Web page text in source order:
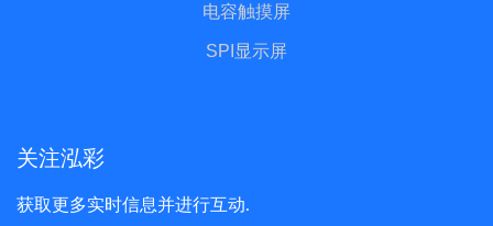
电容触摸屏
SPI显示屏
关注泓彩
获取更多实时信息并进行互动.